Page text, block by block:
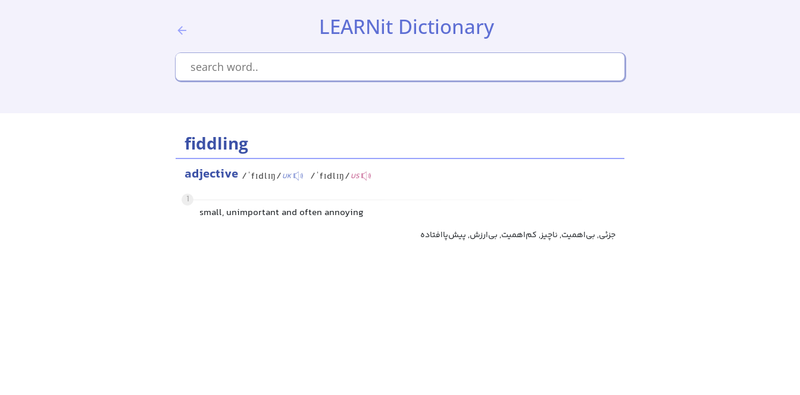
LEARNit Dictionary
fiddling
adjective /ˈfɪdlɪŋ/UK /ˈfɪdlɪŋ/US
1
small, unimportant and often annoying
جزئی, بی‌اهمیت, ناچیز, کم‌اهمیت, بی‌ارزش, پیش‌پاافتاده